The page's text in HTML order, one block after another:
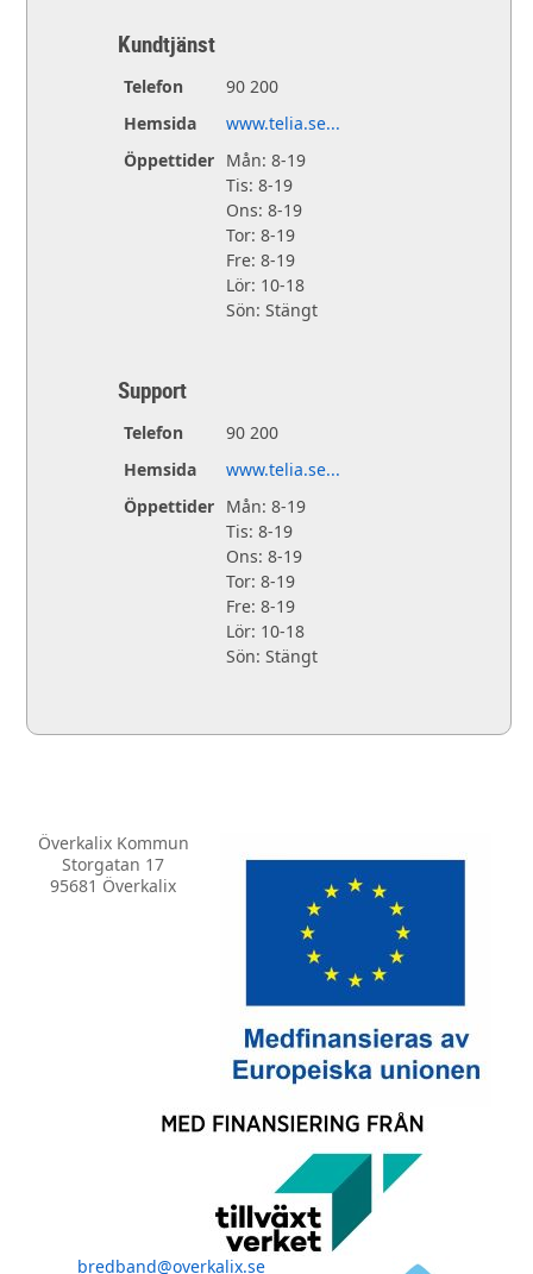
Kundtjänst
Telefon
90 200
Hemsida
www.telia.se...
Öppettider Mån: 8-19
Tis: 8-19
Ons: 8-19
Tor: 8-19
Fre: 8-19
Lör: 10-18
Sön: Stängt
Support
Telefon
90 200
Hemsida
www.telia.se...
Öppettider Mån: 8-19
Tis: 8-19
Ons: 8-19
Tor: 8-19
Fre: 8-19
Lör: 10-18
Sön: Stängt
Överkalix Kommun
Storgatan 17
95681 Överkalix
bredband@overkalix.se